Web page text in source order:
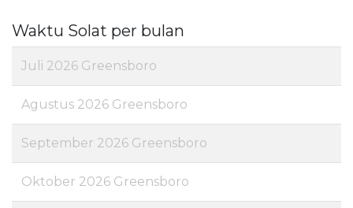
Waktu Solat per bulan
Juli 2026 Greensboro
Agustus 2026 Greensboro
September 2026 Greensboro
Oktober 2026 Greensboro